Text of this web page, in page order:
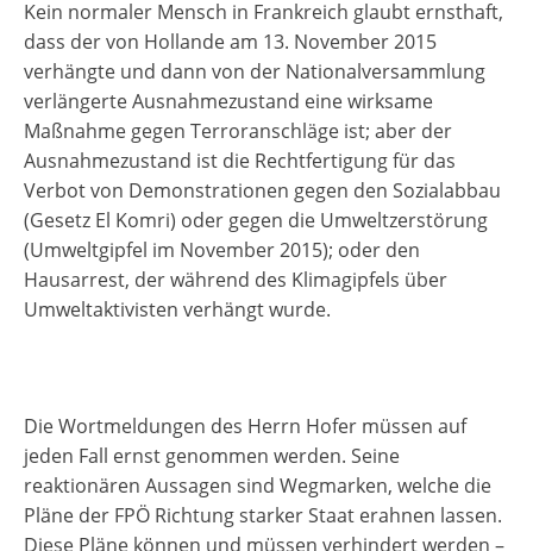
Kein normaler Mensch in Frankreich glaubt ernsthaft,
dass der von Hollande am 13. November 2015
verhängte und dann von der Nationalversammlung
verlängerte Ausnahmezustand eine wirksame
Maßnahme gegen Terroranschläge ist; aber der
Ausnahmezustand ist die Rechtfertigung für das
Verbot von Demonstrationen gegen den Sozialabbau
(Gesetz El Komri) oder gegen die Umweltzerstörung
(Umweltgipfel im November 2015); oder den
Hausarrest, der während des Klimagipfels über
Umweltaktivisten verhängt wurde.
Die Wortmeldungen des Herrn Hofer müssen auf
jeden Fall ernst genommen werden. Seine
reaktionären Aussagen sind Wegmarken, welche die
Pläne der FPÖ Richtung starker Staat erahnen lassen.
Diese Pläne können und müssen verhindert werden –